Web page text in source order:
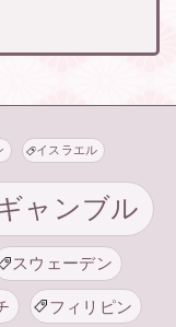
イスラエル
ャンブル
スウェーデン
フィリピン